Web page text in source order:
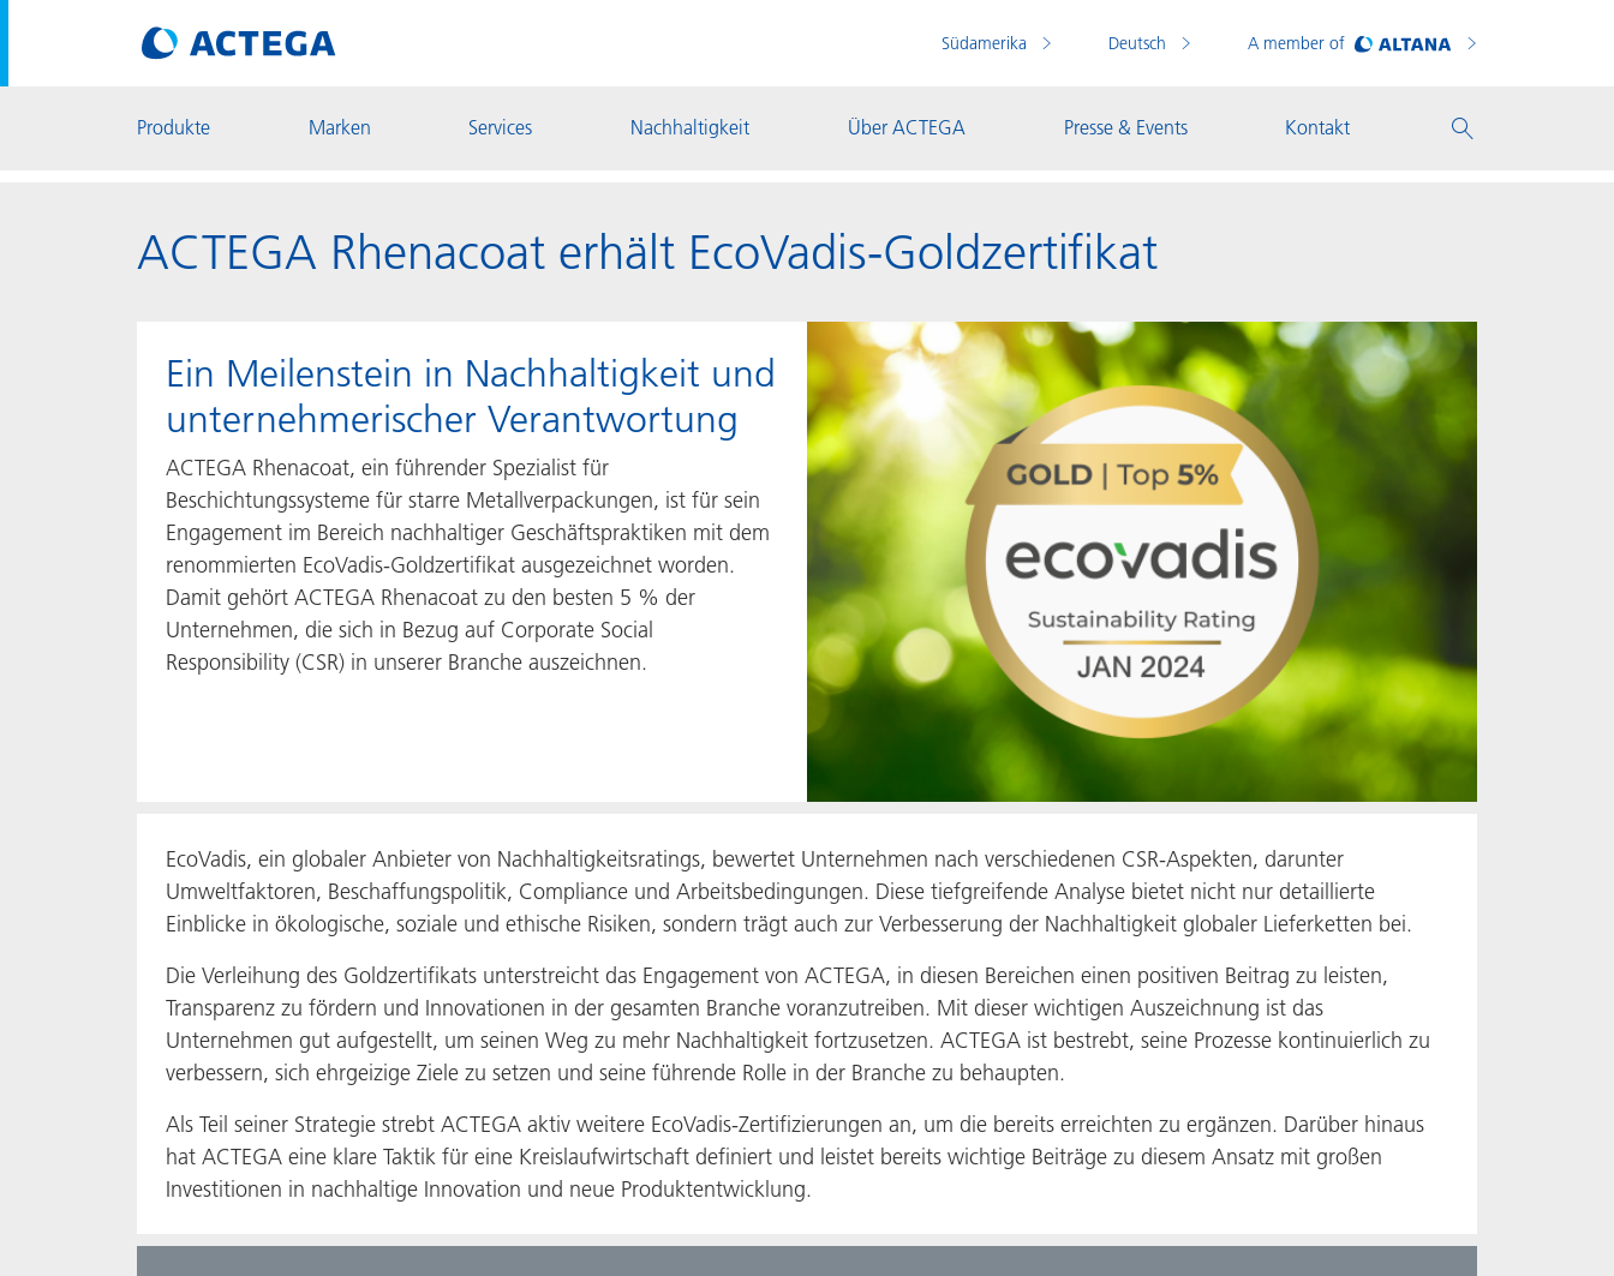
Südamerika Deutsch A member of
Produkte Marken Services Nachhaltigkeit Über ACTEGA Presse & Events Kontakt
ACTEGA Rhenacoat erhält EcoVadis-Goldzertifikat
Ein Meilenstein in Nachhaltigkeit und
unternehmerischer Verantwortung
ACTEGA Rhenacoat, ein führender Spezialist für
Beschichtungssysteme für starre Metallverpackungen, ist für sein
Engagement im Bereich nachhaltiger Geschäftspraktiken mit dem
renommierten EcoVadis-Goldzertifikat ausgezeichnet worden.
Damit gehört ACTEGA Rhenacoat zu den besten 5 % der
Unternehmen, die sich in Bezug auf Corporate Social
Responsibility (CSR) in unserer Branche auszeichnen.
EcoVadis, ein globaler Anbieter von Nachhaltigkeitsratings, bewertet Unternehmen nach verschiedenen CSR-Aspekten, darunter
Umweltfaktoren, Beschaffungspolitik, Compliance und Arbeitsbedingungen. Diese tiefgreifende Analyse bietet nicht nur detaillierte
Einblicke in ökologische, soziale und ethische Risiken, sondern trägt auch zur Verbesserung der Nachhaltigkeit globaler Lieferketten bei.
Die Verleihung des Goldzertifikats unterstreicht das Engagement von ACTEGA, in diesen Bereichen einen positiven Beitrag zu leisten,
Transparenz zu fördern und Innovationen in der gesamten Branche voranzutreiben. Mit dieser wichtigen Auszeichnung ist das
Unternehmen gut aufgestellt, um seinen Weg zu mehr Nachhaltigkeit fortzusetzen. ACTEGA ist bestrebt, seine Prozesse kontinuierlich zu
verbessern, sich ehrgeizige Ziele zu setzen und seine führende Rolle in der Branche zu behaupten.
Als Teil seiner Strategie strebt ACTEGA aktiv weitere EcoVadis-Zertifizierungen an, um die bereits erreichten zu ergänzen. Darüber hinaus
hat ACTEGA eine klare Taktik für eine Kreislaufwirtschaft definiert und leistet bereits wichtige Beiträge zu diesem Ansatz mit großen
Investitionen in nachhaltige Innovation und neue Produktentwicklung.